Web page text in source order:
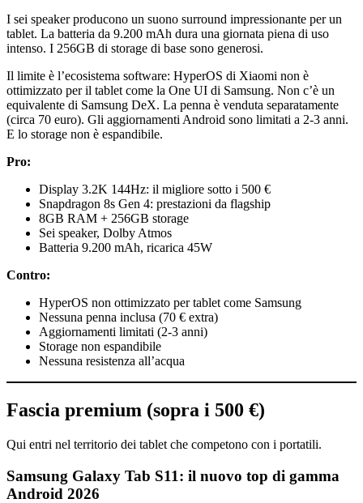
I sei speaker producono un suono surround impressionante per un
tablet. La batteria da 9.200 mAh dura una giornata piena di uso
intenso. I 256GB di storage di base sono generosi.
Il limite è l’ecosistema software: HyperOS di Xiaomi non è
ottimizzato per il tablet come la One UI di Samsung. Non c’è un
equivalente di Samsung DeX. La penna è venduta separatamente
(circa 70 euro). Gli aggiornamenti Android sono limitati a 2-3 anni.
E lo storage non è espandibile.
Pro:
Display 3.2K 144Hz: il migliore sotto i 500 €
Snapdragon 8s Gen 4: prestazioni da flagship
8GB RAM + 256GB storage
Sei speaker, Dolby Atmos
Batteria 9.200 mAh, ricarica 45W
Contro:
HyperOS non ottimizzato per tablet come Samsung
Nessuna penna inclusa (70 € extra)
Aggiornamenti limitati (2-3 anni)
Storage non espandibile
Nessuna resistenza all’acqua
Fascia premium (sopra i 500 €)
Qui entri nel territorio dei tablet che competono con i portatili.
Samsung Galaxy Tab S11: il nuovo top di gamma
Android 2026